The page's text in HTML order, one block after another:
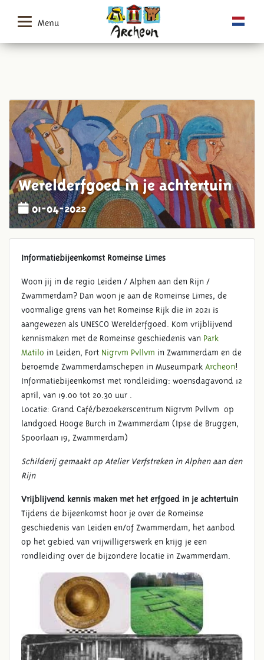
Menu
Werelderfgoed in je achtertuin
01-04-2022
Informatiebijeenkomst Romeinse Limes
Woon jij in de regio Leiden / Alphen aan den Rijn /
Zwammerdam? Dan woon je aan de Romeinse Limes, de
voormalige grens van het Romeinse Rijk die in 2021 is
aangewezen als UNESCO Werelderfgoed. Kom vrijblijvend
kennismaken met de Romeinse geschiedenis van Park
Matilo in Leiden, Fort Nigrvm Pvllvm in Zwammerdam en de
beroemde Zwammerdamschepen in Museumpark Archeon!
Informatiebijeenkomst met rondleiding: woensdagavond 12
april, van 19.00 tot 20.30 uur .
Locatie: Grand Café/bezoekerscentrum Nigrvm Pvllvm op
landgoed Hooge Burch in Zwammerdam (Ipse de Bruggen,
Spoorlaan 19, Zwammerdam)
Schilderij gemaakt op Atelier Verfstreken in Alphen aan den
Rijn
Vrijblijvend kennis maken met het erfgoed in je achtertuin
Tijdens de bijeenkomst hoor je over de Romeinse
geschiedenis van Leiden en/of Zwammerdam, het aanbod
op het gebied van vrijwilligerswerk en krijg je een
rondleiding over de bijzondere locatie in Zwammerdam.